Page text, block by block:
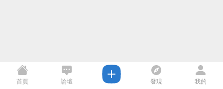
首頁 論壇 發現 我的